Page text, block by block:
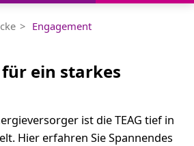
Engagement
ein starkes
ist die TEAG tief in
Hier erfahren Sie Spannendes